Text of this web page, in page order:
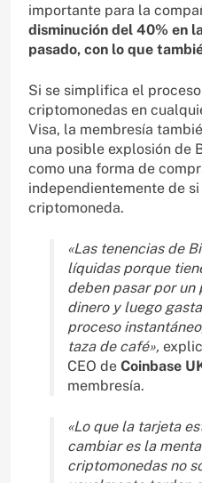
importante para la
disminución del 40% en
pasado, con lo que
Si se simplifica el
criptomonedas en
Visa, la membresía
una posible explosión de
como una forma de
independientemente de
criptomoneda.
«Las tenencias de
líquidas porque
deben pasar por un
dinero y luego
proceso
taza de café»,
CEO de Coinbase
membresía.
«Lo que la tarjeta
cambiar es la
criptomonedas no